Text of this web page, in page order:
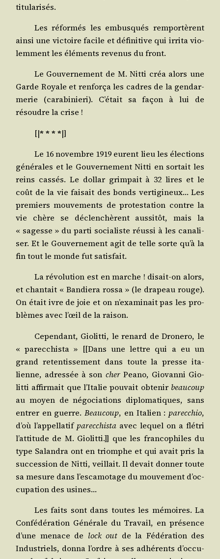
titularisés.
Les réfor­més les embus­qués rem­por­tèrent
ain­si une vic­toire facile et défi­ni­tive qui irri­ta vio­
lem­ment les élé­ments reve­nus du front.
Le Gou­ver­ne­ment de M. Nit­ti créa alors une
Garde Royale et ren­for­ça les cadres de la gen­dar­
me­rie (cara­bi­nie­ri). C’était sa façon à lui de
résoudre la crise !
[|* * * *|]
Le 16 novembre 1919 eurent lieu les élec­tions
géné­rales et le Gou­ver­ne­ment Nit­ti en sor­tait les
reins cas­sés. Le dol­lar grim­pait à 32 lires et le
coût de la vie fai­sait des bonds ver­ti­gi­neux… Les
pre­miers mou­ve­ments de pro­tes­ta­tion contre la
vie chère se déclen­chèrent aus­si­tôt, mais la
« sagesse » du par­ti socia­liste réus­si à les cana­li­
ser. Et le Gou­ver­ne­ment agit de telle sorte qu’à la
fin tout le monde fut satisfait.
La révo­lu­tion est en marche ! disait-on alors,
et chan­tait « Ban­die­ra ros­sa » (le dra­peau rouge).
On était ivre de joie et on n’examinait pas les pro­
blèmes avec l’œil de la raison.
Cepen­dant, Gio­lit­ti, le renard de Dro­ne­ro, le
« parec­chis­ta » [[Dans une lettre qui a eu un
grand reten­tis­se­ment dans toute la presse ita­
lienne, adres­sée à son cherPea­no, Gio­van­ni Gio­
lit­ti affir­mait que l’Italie pou­vait obte­nir beau­coup
au moyen de négo­cia­tions diplo­ma­tiques, sans
entrer en guerre.Beau­coup, en Ita­lien : parec­chio,
d’où l’appellatif parec­chis­ta avec lequel on a flé­tri
l’attitude de M. Gio­lit­ti.]] que les fran­co­philes du
type Salan­dra ont en triomphe et qui avait pris la
suc­ces­sion de Nit­ti, veillait. Il devait don­ner toute
sa mesure dans l’escamotage du mou­ve­ment d’oc­
cu­pa­tion des usines…
Les faits sont dans toutes les mémoires. La
Confé­dé­ra­tion Géné­rale du Tra­vail, en pré­sence
d’une menace de lock out de la Fédé­ra­tion des
Indus­triels, don­na l’ordre à ses adhé­rents d’oc­cu­